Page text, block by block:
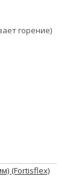
горение)
(Fortisflex)